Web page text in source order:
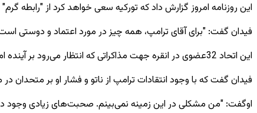
این روزنامه امروز گزارش داد که تورکیه سعی خواهد کرد از "رابطه
فیدان گفت: "برای آقای ترامپ، همه چیز در مورد اعتماد و دوستی
این اتحاد 32عضوی در انقره جهت مذاکراتی که انتظار می‌رود بر آینده امنیت فراآتلانتیک، هزینه‌های دفاعی و واکنش این اتحاد به چالش‌های منطقه‌ای و جهانی فعلی متمرکز باشد، تشکیل جلسه خواهد داد.
فیدان گفت که با وجود انتقادات ترامپ از ناتو و فشار او بر
اوگفت: "من مشکلی در این زمینه نمی‌بینم. صحبت‌های زیادی وجود